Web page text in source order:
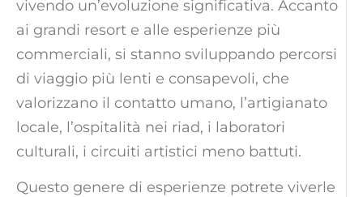
vivendo un’evoluzione significativa. Accanto
ai grandi resort e alle esperienze più
commerciali, si stanno sviluppando percorsi
di viaggio più lenti e consapevoli, che
valorizzano il contatto umano, l’artigianato
locale, l’ospitalità nei riad, i laboratori
culturali, i circuiti artistici meno battuti.
Questo genere di esperienze potrete viverle